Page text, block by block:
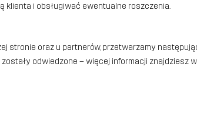
klienta i obsługiwać ewentualne roszczenia.
stronie oraz u partnerów, przetwarzamy
odwiedzone – więcej informacji znajdziesz